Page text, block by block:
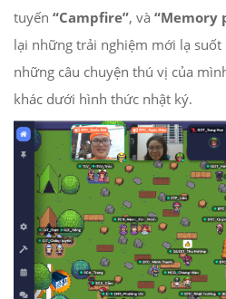
tuyến “Campfire”, và “Memory
lại những trải nghiệm mới lạ
những câu chuyện thú vị của
khác dưới hình thức nhật ký.